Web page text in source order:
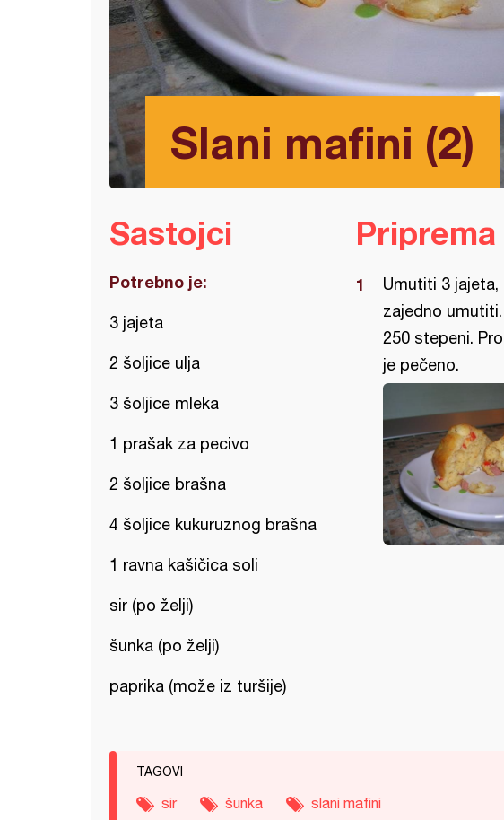
Slani mafini (2)
Sastojci
Potrebno je:
3 jajeta
2 šoljice ulja
3 šoljice mleka
1 prašak za pecivo
2 šoljice brašna
4 šoljice kukuruznog brašna
1 ravna kašičica soli
sir (po želji)
šunka (po želji)
paprika (može iz turšije)
Priprema
Umutiti 3
zajedno
250 stepeni.
je pečeno.
TAGOVI
sir šunka slani mafini